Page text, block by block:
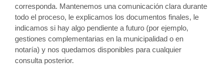
corresponda. Mantenemos una comunicación clara durante
todo el proceso, le explicamos los documentos finales, le
indicamos si hay algo pendiente a futuro (por ejemplo,
gestiones complementarias en la municipalidad o en
notaría) y nos quedamos disponibles para cualquier
consulta posterior.